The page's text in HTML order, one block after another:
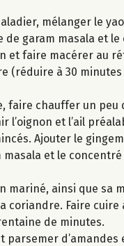
mélanger le
de garam masala et le
et faire macérer au
(réduire à 30
faire chauffer un peu
l’oignon et l’ail
Ajouter le
masala et le
mariné, ainsi que sa
coriandre. Faire cuire
de minutes.
parsemer d’amandes